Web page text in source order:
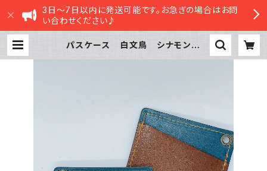
3日～7日以内に発送可能です。お急ぎの場合はお問
い合わせください♪
パスケース 白文鳥 シナモン文